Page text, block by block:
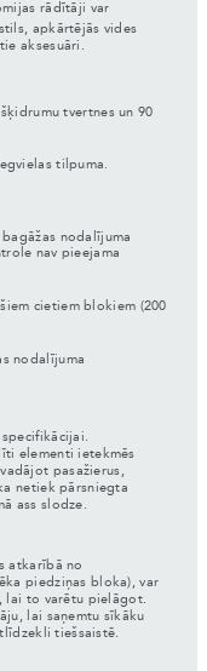
rādītāji var
apkārtējās vides
aksesuāri.
tvertnes un 90
tilpuma.
nodalījuma
nav pieejama
cietiem blokiem (200
nodalījuma
elementi ietekmēs
pasažierus,
netiek pārsniegta
ass slodze.
atkarībā no
piedziņas bloka), var
lai to varētu pielāgot.
lai saņemtu sīkāku
tiešsaistē.